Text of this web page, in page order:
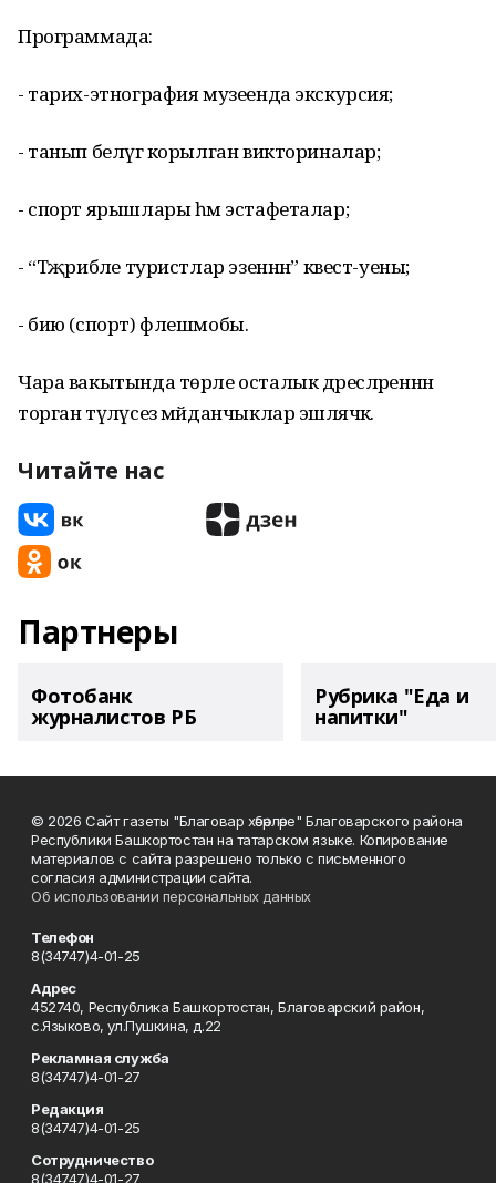
Программада:
- тарих-этнография музеенда экскурсия;
- танып белүгә корылган викториналар;
- спорт ярышлары һәм эстафеталар;
- “Тәҗрибәле туристлар эзеннән” квест-уены;
- бию (спорт) флешмобы.
Чара вакытында төрле осталык дәресләреннән
торган түләүсез мәйданчыклар эшләячәк.
Читайте нас
Партнеры
Фотобанк
журналистов РБ
Рубрика "Еда и
напитки"
© 2026 Сайт газеты "Благовар хәбәрләре" Благоварского района
Республики Башкортостан на татарском языке. Копирование
материалов с сайта разрешено только с письменного
согласия администрации сайта.
Об использовании персональных данных
Телефон
8(34747)4-01-25
Адрес
452740, Республика Башкортостан, Благоварский район,
с.Языково, ул.Пушкина, д.22
Рекламная служба
8(34747)4-01-27
Редакция
8(34747)4-01-25
Сотрудничество
8(34747)4-01-27